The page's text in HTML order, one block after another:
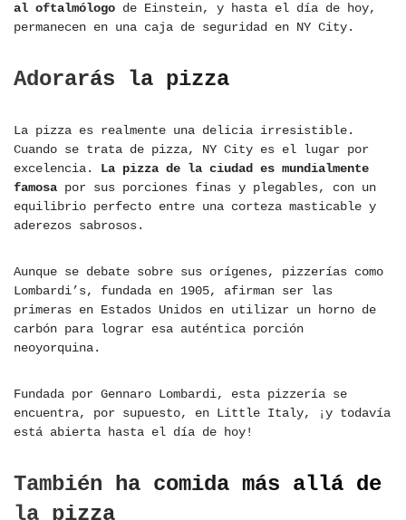
al oftalmólogo de Einstein, y hasta el día de hoy,
permanecen en una caja de seguridad en NY City.
Adorarás la pizza
La pizza es realmente una delicia irresistible.
Cuando se trata de pizza, NY City es el lugar por
excelencia. La pizza de la ciudad es mundialmente
famosa por sus porciones finas y plegables, con un
equilibrio perfecto entre una corteza masticable y
aderezos sabrosos.
Aunque se debate sobre sus orígenes, pizzerías como
Lombardi’s, fundada en 1905, afirman ser las
primeras en Estados Unidos en utilizar un horno de
carbón para lograr esa auténtica porción
neoyorquina.
Fundada por Gennaro Lombardi, esta pizzería se
encuentra, por supuesto, en Little Italy, ¡y todavía
está abierta hasta el día de hoy!
También ha comida más allá de
la pizza